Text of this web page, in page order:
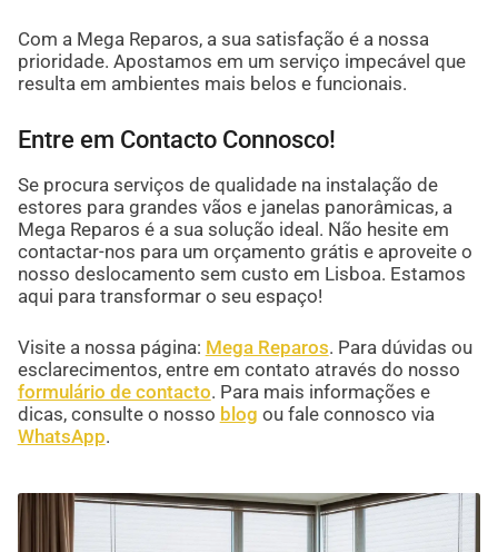
Com a Mega Reparos, a sua satisfação é a nossa
prioridade. Apostamos em um serviço impecável que
resulta em ambientes mais belos e funcionais.
Entre em Contacto Connosco!
Se procura serviços de qualidade na instalação de
estores para grandes vãos e janelas panorâmicas, a
Mega Reparos é a sua solução ideal. Não hesite em
contactar-nos para um orçamento grátis e aproveite o
nosso deslocamento sem custo em Lisboa. Estamos
aqui para transformar o seu espaço!
Visite a nossa página: Mega Reparos. Para dúvidas ou
esclarecimentos, entre em contato através do nosso
formulário de contacto. Para mais informações e
dicas, consulte o nosso blog ou fale connosco via
WhatsApp.